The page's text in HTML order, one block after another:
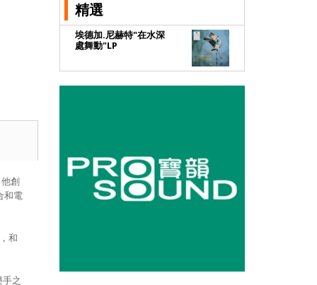
創
和電
和
之
精選
埃德加.尼赫特"在水深
處舞動"LP